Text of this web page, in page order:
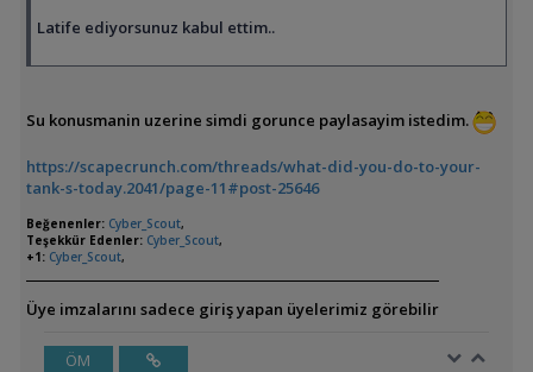
Latife ediyorsunuz kabul ettim..
Su konusmanin uzerine simdi gorunce paylasayim istedim.
https://scapecrunch.com/threads/what-did-you-do-to-your-
tank-s-today.2041/page-11#post-25646
Beğenenler: Cyber_Scout,
Teşekkür Edenler: Cyber_Scout,
+1: Cyber_Scout,
Üye imzalarını sadece giriş yapan üyelerimiz görebilir
ÖM